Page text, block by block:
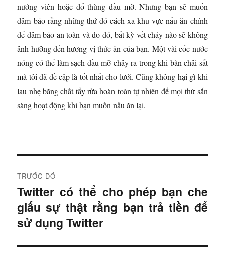
nướng viên hoặc đổ thùng dầu mỡ. Nhưng bạn sẽ muốn
đảm bảo rằng những thứ đó cách xa khu vực nấu ăn chính
để đảm bảo an toàn và do đó, bất kỳ vết cháy nào sẽ không
ảnh hưởng đến hương vị thức ăn của bạn. Một vài cốc nước
nóng có thể làm sạch dầu mỡ chảy ra trong khi bàn chải sắt
mà tôi đã đề cập là tốt nhất cho lưới. Cũng không hại gì khi
lau nhẹ bằng chất tẩy rửa hoàn toàn tự nhiên để mọi thứ sẵn
sàng hoạt động khi bạn muốn nấu ăn lại.
i
ề
u
h
TRƯỚC ĐÓ
B
à
i
r
Twitter có thể cho phép bạn che
giấu sự thật rằng bạn trả tiền để
sử dụng Twitter